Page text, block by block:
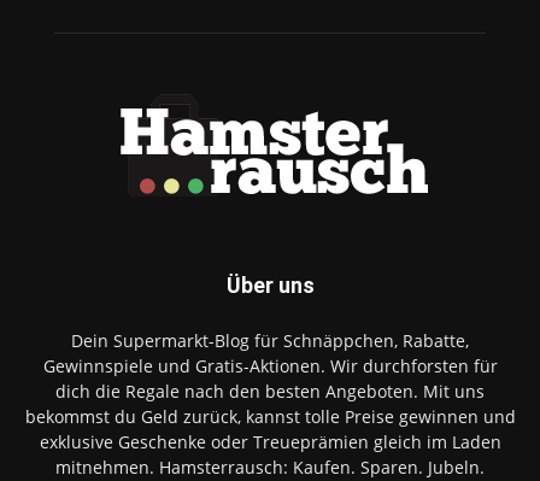
Über uns
Dein Supermarkt-Blog für Schnäppchen, Rabatte,
Gewinnspiele und Gratis-Aktionen. Wir durchforsten für
dich die Regale nach den besten Angeboten. Mit uns
bekommst du Geld zurück, kannst tolle Preise gewinnen und
exklusive Geschenke oder Treueprämien gleich im Laden
mitnehmen. Hamsterrausch: Kaufen. Sparen. Jubeln.